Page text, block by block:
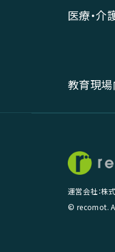
医療・介
教育現
運営会社：株
© recomot.